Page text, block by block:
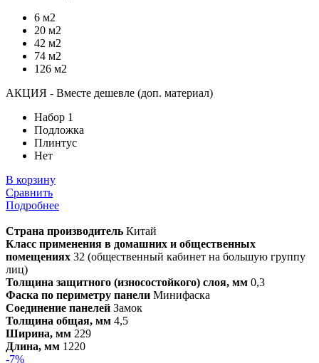
6 м2
20 м2
42 м2
74 м2
126 м2
АКЦИЯ - Вместе дешевле (доп. материал)
Набор 1
Подложка
Плинтус
Нет
В корзину
Сравнить
Подробнее
Страна производитель Китай
Класс применения в домашних и общественных
помещениях 32 (общественный кабинет на большую группу
лиц)
Толщина защитного (износостойкого) слоя, мм 0,3
Фаска по периметру панели Минифаска
Соединение панелей Замок
Толщина общая, мм 4,5
Ширина, мм 229
Длина, мм 1220
-7%